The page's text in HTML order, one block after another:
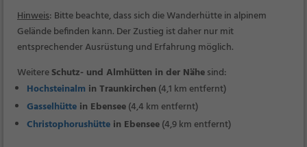
Hinweis: Bitte beachte, dass sich die Wanderhütte in alpinem
Gelände befinden kann. Der Zustieg ist daher nur mit
entsprechender Ausrüstung und Erfahrung möglich.
WeitereSchutz- und Almhütten in der Nähesind:
Hochsteinalm in Traunkirchen (4,1 km entfernt)
Gasselhütte in Ebensee(4,4 km entfernt)
Christophorushütte in Ebensee(4,9 km entfernt)